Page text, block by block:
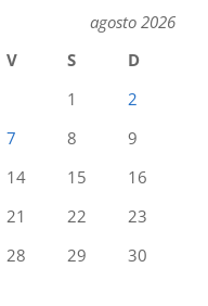
agosto 2026
V S
D
1
2
7 8
9
14 15
16
21 22
23
28 29
30